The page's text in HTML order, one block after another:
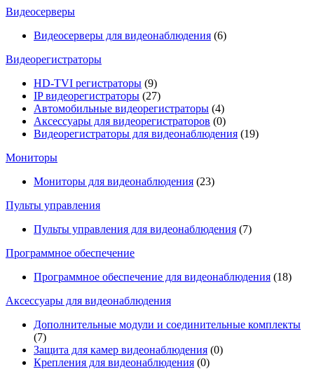
Видеосерверы
Видеосерверы для видеонаблюдения (6)
Видеорегистраторы
HD-TVI регистраторы (9)
IP видеорегистраторы (27)
Автомобильные видеорегистраторы (4)
Аксессуары для видеорегистраторов (0)
Видеорегистраторы для видеонаблюдения (19)
Мониторы
Мониторы для видеонаблюдения (23)
Пульты управления
Пульты управления для видеонаблюдения (7)
Программное обеспечение
Программное обеспечение для видеонаблюдения (18)
Аксессуары для видеонаблюдения
Дополнительные модули и соединительные комплекты
(7)
Защита для камер видеонаблюдения (0)
Крепления для видеонаблюдения (0)